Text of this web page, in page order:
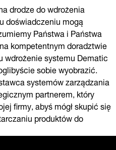
drodze do wdrożenia
doświadczeniu mogą
Państwa i Państwa
kompetentnym doradztwie
wdrożenie systemu Dematic
sobie wyobrazić.
systemów zarządzania
partnerem, który
firmy, abyś mógł skupić się
produktów do